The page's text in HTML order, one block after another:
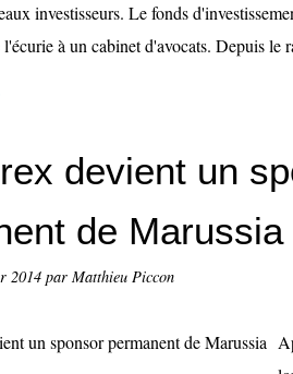
investisseurs. Le fonds
à un cabinet d'avocats. Depuis le
devient un
de Marussia
2014 par Matthieu Piccon